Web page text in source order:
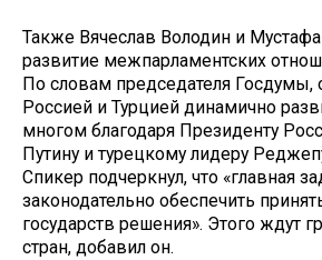
Также Вячеслав Володин и
развитие межпарламентских
По словам председателя
Россией и Турцией динамично
многом благодаря Президенту
Путину и турецкому лидеру
Спикер подчеркнул, что «главная
законодательно обеспечить
государств решения». Этого ждут
стран, добавил он.